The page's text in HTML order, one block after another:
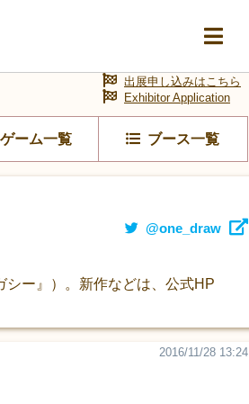
ゲーム一覧 ブース一覧
出展申し込みはこちら
Exhibitor Application
@one_draw
ー』）。新作などは、公式HP
2016/11/28 13:24